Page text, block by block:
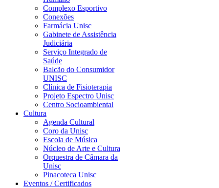
Complexo Esportivo
Conexões
Farmácia Unisc
Gabinete de Assistência
Judiciária
Serviço Integrado de
Saúde
Balcão do Consumidor
UNISC
Clínica de Fisioterapia
Projeto Espectro Unisc
Centro Socioambiental
Cultura
Agenda Cultural
Coro da Unisc
Escola de Música
Núcleo de Arte e Cultura
Orquestra de Câmara da
Unisc
Pinacoteca Unisc
Eventos / Certificados